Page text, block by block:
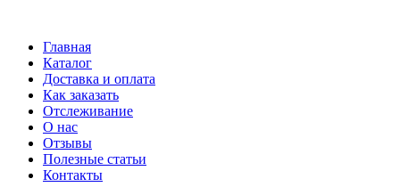
Главная
Каталог
Доставка и оплата
Как заказать
Отслеживание
О нас
Отзывы
Полезные статьи
Контакты